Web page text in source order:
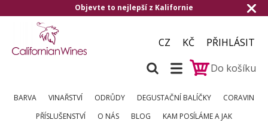
to nejlepší z Kalifornie
CZ KČ
PŘIHLÁSIT
Do košíku
BARVA VINAŘSTVÍ ODRŮDY DEGUSTAČNÍ BALÍČKY
CORAVIN
PŘÍSLUŠENSTVÍ
O NÁS BLOG
KAM POSÍLÁME A JAK